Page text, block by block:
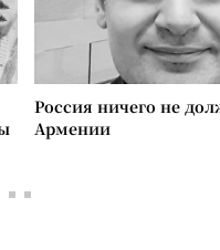
Россия ничего не
Армении